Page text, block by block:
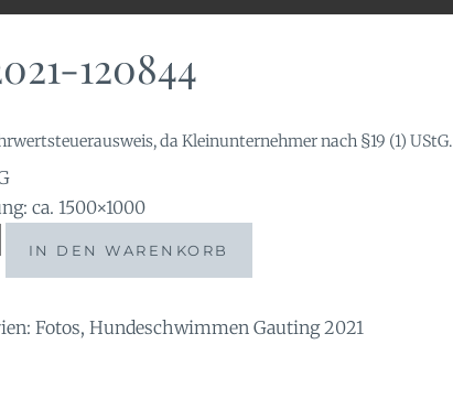
120844
da Kleinunternehmer nach §19 (1) UStG.
ca. 1500×1000
IN DEN WARENKORB
Fotos, Hundeschwimmen Gauting 2021